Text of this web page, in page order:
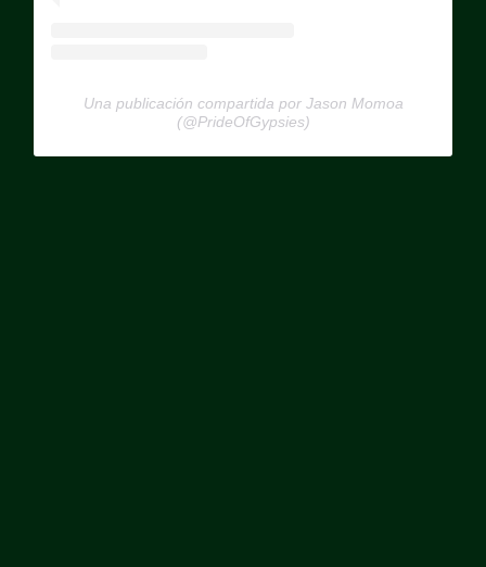
Una publicación compartida por Jason Momoa
(@PrideOfGypsies)